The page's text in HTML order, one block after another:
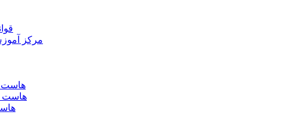
مرکز
هاست
هاست